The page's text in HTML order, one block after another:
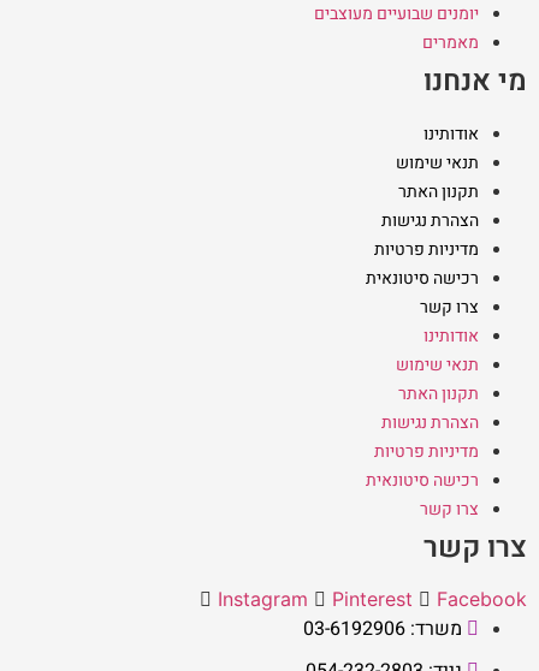
יומנים שבועיים מעוצבים
מאמרים
מי אנחנו
אודותינו
תנאי שימוש
תקנון האתר
הצהרת נגישות
מדיניות פרטיות
רכישה סיטונאית
צרו קשר
אודותינו
תנאי שימוש
תקנון האתר
הצהרת נגישות
מדיניות פרטיות
רכישה סיטונאית
צרו קשר
צרו קשר
Instagram Pinterest Facebook
משרד: 03-6192906